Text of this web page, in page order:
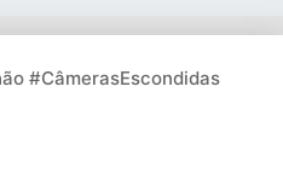
#CâmerasEscondidas